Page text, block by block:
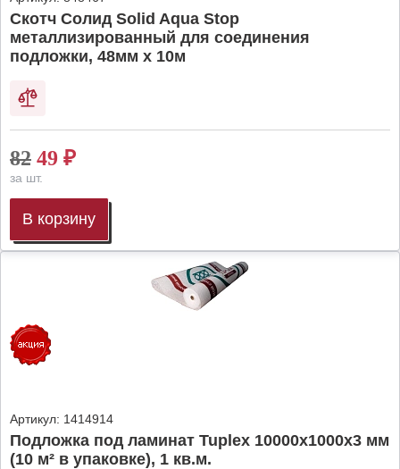
Скотч Солид Solid Aqua Stop
металлизированный для соединения
подложки, 48мм х 10м
82 49 ₽
за шт.
В корзину
Артикул: 1414914
Подложка под ламинат Tuplex 10000x1000x3 мм
(10 м² в упаковке), 1 кв.м.